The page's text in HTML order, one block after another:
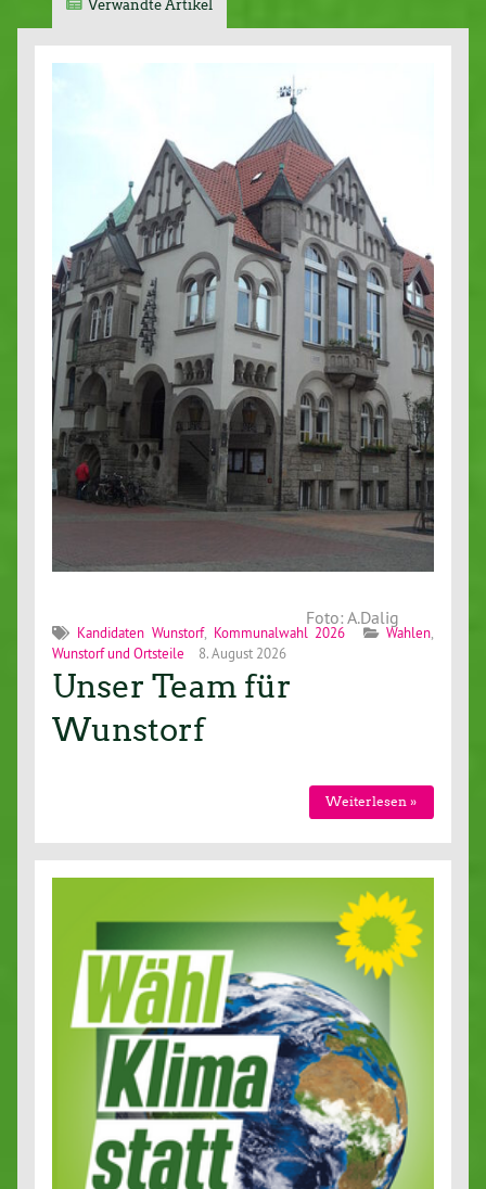
Verwandte Artikel
Foto: A.Dalig
Kandidaten Wunstorf, Kommunalwahl 2026 Wahlen
Wunstorf und Ortsteile
8. August 2026
Unser Team für
Wunstorf
Weiterlesen »